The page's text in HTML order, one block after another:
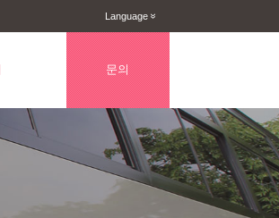
Language »
문의